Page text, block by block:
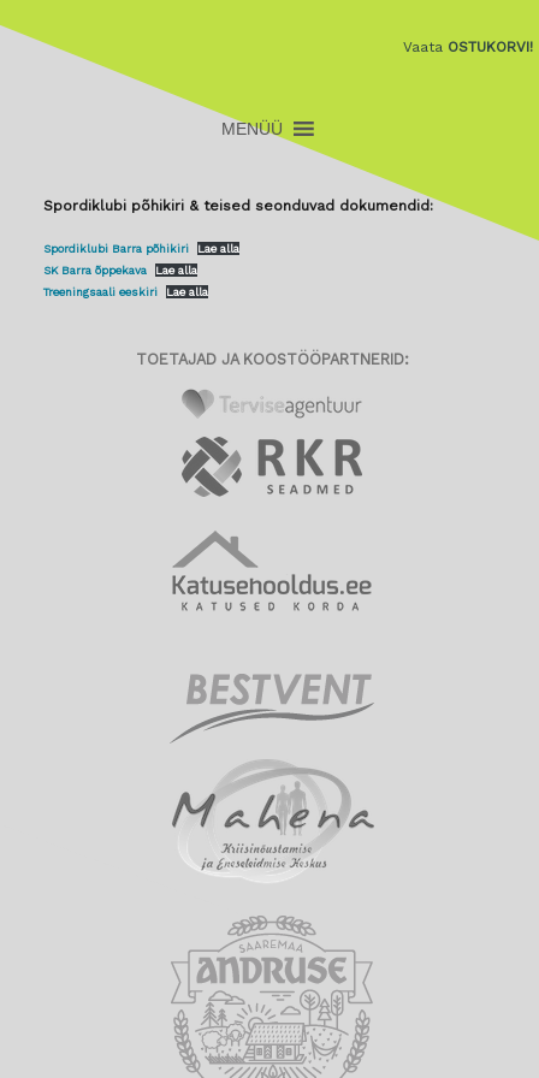
Vaata OSTUKORVI!
Spordiklubi põhikiri & teised seonduvad dokumendid:
Spordiklubi Barra põhikiri
Lae alla
SK Barra õppekava
Lae alla
Treeningsaali eeskiri
Lae alla
TOETAJAD JA KOOSTÖÖPARTNERID: